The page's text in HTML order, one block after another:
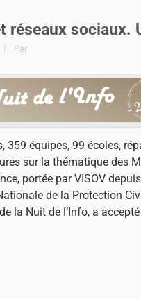
réseaux sociaux.
Par
359 équipes, 99 écoles,
sur la thématique des
portée par VISOV
de la Protection
la Nuit de l’Info, a